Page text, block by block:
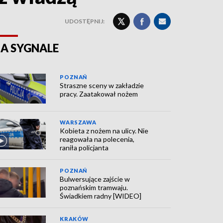
UDOSTĘPNIJ:
SYGNALE
POZNAŃ
Straszne sceny w zakładzie
pracy. Zaatakował nożem
WARSZAWA
Kobieta z nożem na ulicy. Nie
reagowała na polecenia,
raniła policjanta
POZNAŃ
Bulwersujące zajście w
poznańskim tramwaju.
Świadkiem radny [WIDEO]
KRAKÓW